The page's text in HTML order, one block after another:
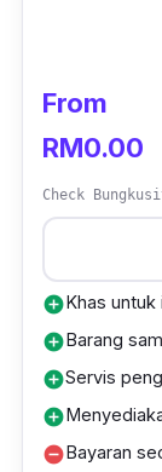
Jenis
Ubat-
kotak
rosak,
From
RM0.00
Check
add_circleKhas untuk
add_circleBarang
add_circleServis
add_circle
remove_circleBayaran